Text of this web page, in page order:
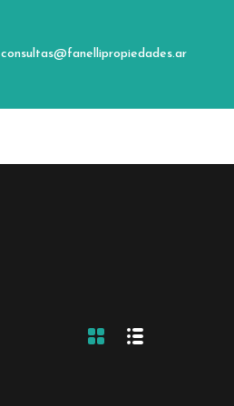
consultas@fanellipropiedades.ar